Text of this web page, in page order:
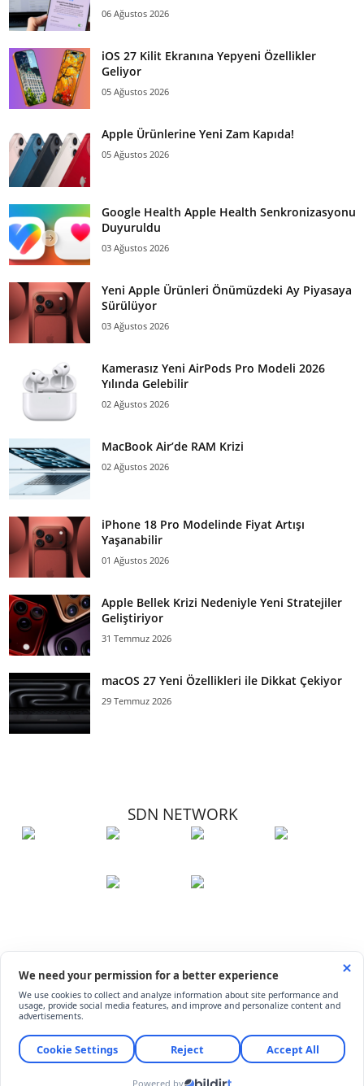
06 Ağustos 2026
iOS 27 Kilit Ekranına Yepyeni Özellikler
Geliyor
05 Ağustos 2026
Apple Ürünlerine Yeni Zam Kapıda!
05 Ağustos 2026
Google Health Apple Health Senkronizasyonu
Duyuruldu
03 Ağustos 2026
Yeni Apple Ürünleri Önümüzdeki Ay Piyasaya
Sürülüyor
03 Ağustos 2026
Kamerasız Yeni AirPods Pro Modeli 2026
Yılında Gelebilir
02 Ağustos 2026
MacBook Air’de RAM Krizi
02 Ağustos 2026
iPhone 18 Pro Modelinde Fiyat Artışı
Yaşanabilir
01 Ağustos 2026
Apple Bellek Krizi Nedeniyle Yeni Stratejiler
Geliştiriyor
31 Temmuz 2026
macOS 27 Yeni Özellikleri ile Dikkat Çekiyor
29 Temmuz 2026
SDN NETWORK
© ShiftDelete.Net